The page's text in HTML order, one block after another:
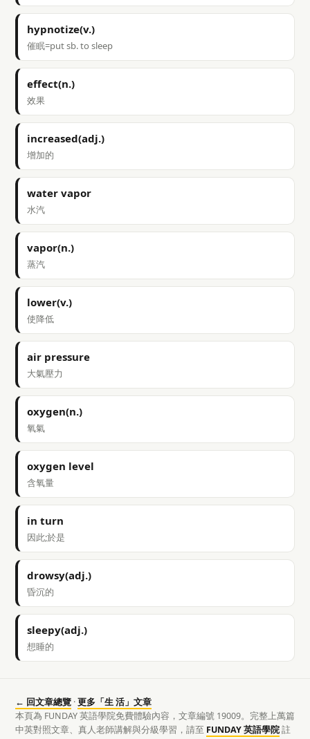
hypnotize(v.)
催眠=put sb. to sleep
effect(n.)
效果
increased(adj.)
增加的
water vapor
水汽
vapor(n.)
蒸汽
lower(v.)
使降低
air pressure
大氣壓力
oxygen(n.)
氧氣
oxygen level
含氧量
in turn
因此;於是
drowsy(adj.)
昏沉的
sleepy(adj.)
想睡的
← 回文章總覽 ·更多「生 活」文章
本頁為 FUNDAY 英語學院免費體驗內容，文章編號 19009。完整上萬篇
中英對照文章、真人老師講解與分級學習，請至 FUNDAY 英語學院註